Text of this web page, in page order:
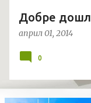
Добре
април 01, 2014
0